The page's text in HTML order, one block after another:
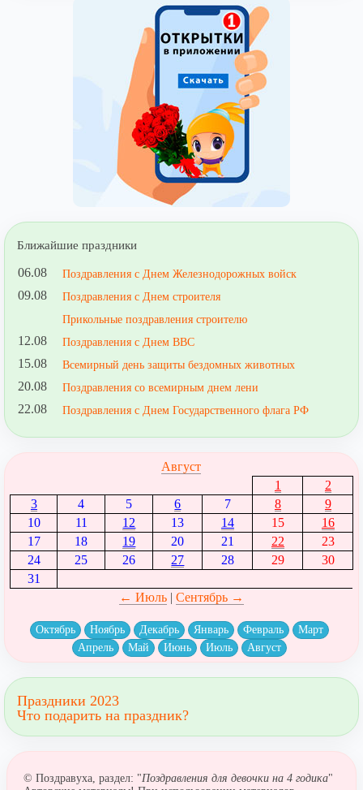
Ближайшие праздники
06.08 Поздравления с Днем Железнодорожных войск
09.08
Поздравления с Днем строителя
Прикольные поздравления строителю
12.08 Поздравления с Днем ВВС
15.08 Всемирный день защиты бездомных животных
20.08 Поздравления со всемирным днем лени
22.08 Поздравления с Днем Государственного флага РФ
Август
1
2
3
4 5 6 7 8
9
10
11 12 13 14 15
16
17
18 19 20 21 22
23
24
25 26 27 28 29
30
31
← Июль| Сентябрь →
Октябрь Ноябрь Декабрь Январь Февраль
Март
Апрель
Май Июнь Июль Август
Праздники 2023
Что подарить на праздник?
© Поздравуха, раздел: "Поздравления для девочки на 4 годика"